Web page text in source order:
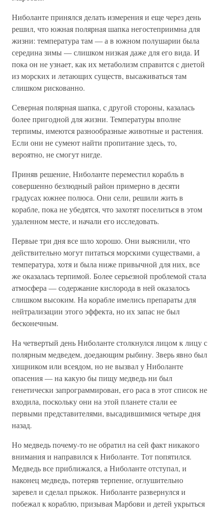
Ниболанте принялся делать измерения и еще через день
решил, что южная полярная шапка негостеприимна для
жизни: температура там — а в южном полушарии была
середина зимы — слишком низкая даже для его вида. И
пока он не узнает, как их метаболизм справится с диетой
из морских и летающих существ, высаживаться там
слишком рискованно.
Северная полярная шапка, с другой стороны, казалась
более пригодной для жизни. Температуры вполне
терпимы, имеются разнообразные животные и растения.
Если они не сумеют найти пропитание здесь, то,
вероятно, не смогут нигде.
Приняв решение, Ниболанте переместил корабль в
совершенно безлюдный район примерно в десяти
градусах южнее полюса. Они сели, решили жить в
корабле, пока не убедятся, что захотят поселиться в этом
удаленном месте, и начали его исследовать.
Первые три дня все шло хорошо. Они выяснили, что
действительно могут питаться морскими существами, а
температура, хотя и была ниже привычной для них, все
же оказалась терпимой. Более серьезной проблемой стала
атмосфера — содержание кислорода в ней оказалось
слишком высоким. На корабле имелись препараты для
нейтрализации этого эффекта, но их запас не был
бесконечным.
На четвертый день Ниболанте столкнулся лицом к лицу с
полярным медведем, доедающим рыбину. Зверь явно был
хищником или всеядом, но не вызвал у Ниболанте
опасения — на какую бы пищу медведь ни был
генетически запрограммирован, его раса в этот список не
входила, поскольку они на этой планете стали ее
первыми представителями, высадившимися четыре дня
назад.
Но медведь почему-то не обратил на сей факт никакого
внимания и направился к Ниболанте. Тот попятился.
Медведь все приближался, а Ниболанте отступал, и
наконец медведь, потеряв терпение, оглушительно
заревел и сделал прыжок. Ниболанте развернулся и
побежал к кораблю, призывая Марбови и детей укрыться